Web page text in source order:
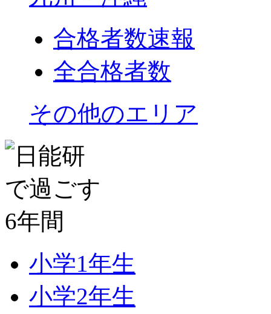
合格者数速報
全合格者数
その他のエリア
小学1年生
小学2年生